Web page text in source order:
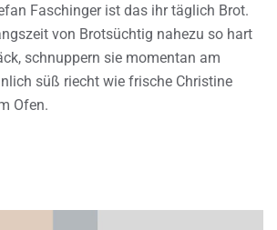
Faschinger ist das ihr täglich Brot.
von Brotsüchtig nahezu so hart
schnuppern sie momentan am
süß riecht wie frische Christine
Ofen.